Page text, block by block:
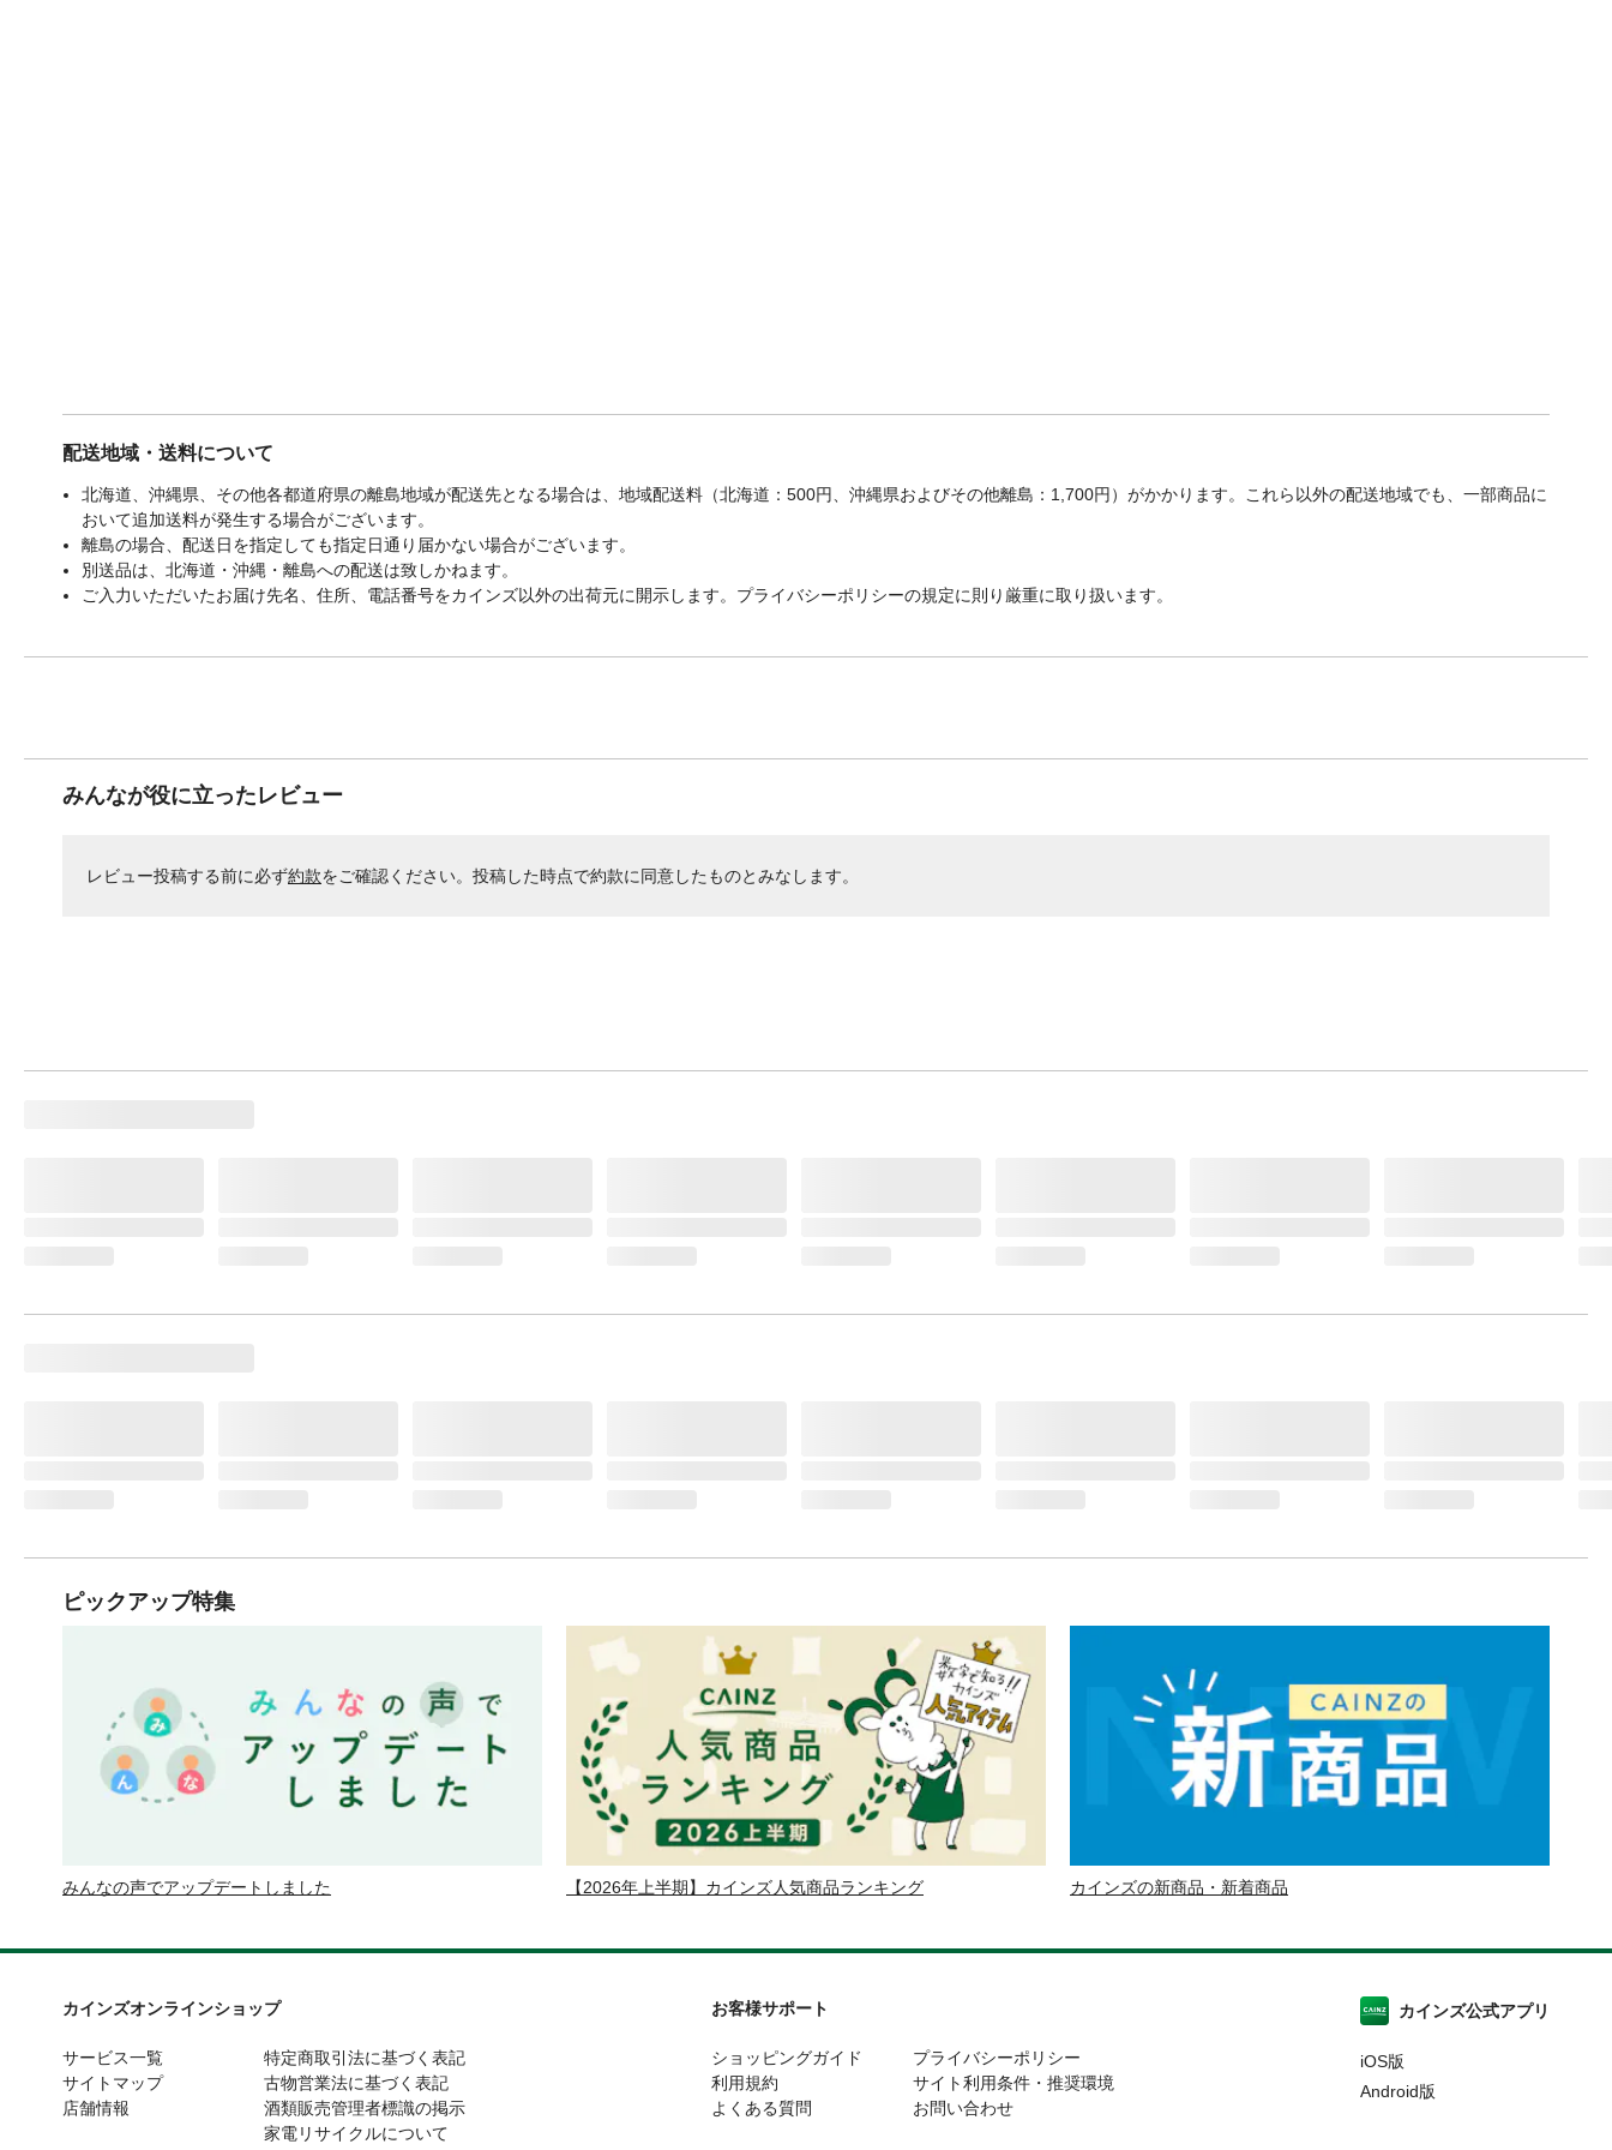
配送地域・送料について
北海道、沖縄県、その他各都道府県の離島地域が配送先となる場合は、地域配送料（北海道：500円、沖縄県およびその他離島：1,700円）がかかります。これら以外の配送地域でも、一部商品に
おいて追加送料が発生する場合がございます。
離島の場合、配送日を指定しても指定日通り届かない場合がございます。
別送品は、北海道・沖縄・離島への配送は致しかねます。
ご入力いただいたお届け先名、住所、電話番号をカインズ以外の出荷元に開示します。プライバシーポリシーの規定に則り厳重に取り扱います。
みんなが役に立ったレビュー
レビュー投稿する前に必ず約款をご確認ください。投稿した時点で約款に同意したものとみなします。
ピックアップ特集
みんなの声でアップデートしました 【2026年上半期】カインズ人気商品ランキング カインズの新商品・新着商品
カインズオンラインショップ
サービス一覧
サイトマップ
店舗情報
特定商取引法に基づく表記
古物営業法に基づく表記
酒類販売管理者標識の掲示
家電リサイクルについて
お客様サポート
ショッピングガイド
利用規約
よくある質問
プライバシーポリシー
サイト利用条件・推奨環境
お問い合わせ
カインズ公式アプリ
iOS版
Android版